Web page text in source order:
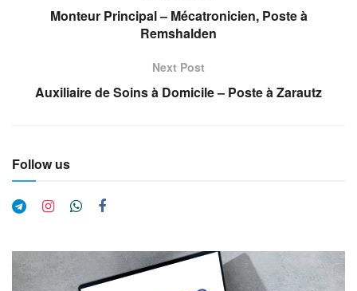
Monteur Principal – Mécatronicien, Poste à
Remshalden
Next Post
Auxiliaire de Soins à Domicile – Poste à Zarautz
Follow us